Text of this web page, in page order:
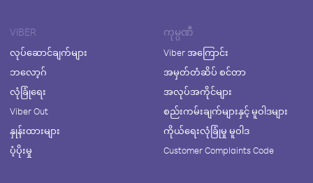
VIBER
လုပ်ဆောင်ချက်များ
ဘလော့ဂ်
လုံခြုံရေး
Viber Out
နှုန်းထားများ
ပံ့ပိုးမှု
ကုမ္ပဏီ
Viber အကြောင်း
အမှတ်တံဆိပ် စင်တာ
အလုပ်အကိုင်များ
စည်းကမ်းချက်များနှင့် မူဝါဒများ
ကိုယ်ရေးလုံခြုံမှု မူဝါဒ
Customer Complaints Code